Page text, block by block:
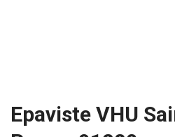
Epaviste VHU